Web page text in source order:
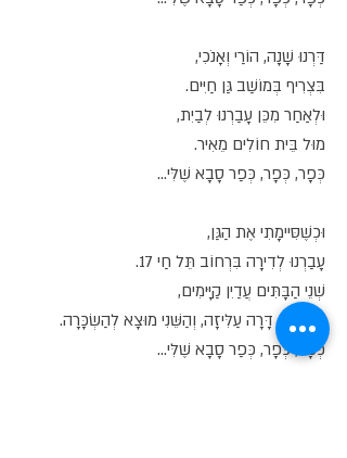
דַּרְנוּ שָׁנָה, הוֹרַי וְאָנֹכִי,
בִּצְרִיף בְּמוֹשַׁב גַּן חַיִּים.
וּלְאַחַר מִכֵּן עָבַרְנוּ לְבַיִת,
מוּל בֵּית חוֹלִים מֵאִיר.
כְּפָר, כְּפָר, כְּפַר סָבָא שֶׁלִּי...
וּכְשֶׁסִּיימָתִי אֶת הַגַּן,
עָבַרְנוּ לְדִירָה בִּרְחוֹב תֵּל חַי 17.
שְׁנֵי הַבָּתִּים עֲדַיִן קַיָּימִים,
בְּרִאשׁוֹן דָּרָה עַלִּיזָה, וְהַשֵּׁנִי מוּצָא לְהַשְׂכָּרָה.
כְּפָר, כְּפָר, כְּפַר סָבָא שֶׁלִּי...